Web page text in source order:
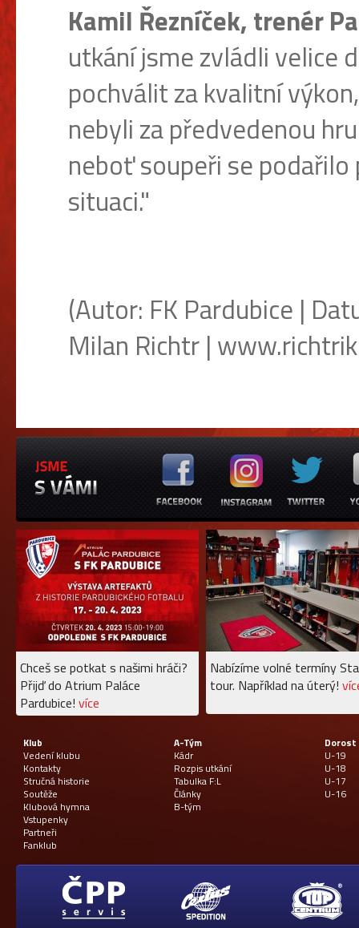
Kamil Řezníček, trenér
utkání jsme zvládli velice
pochválit za kvalitní
nebyli za předvedenou
neboť soupeři se
situaci."
(Autor: FK Pardubice |
Milan Richtr |
Chceš se potkat s našimi hráči?
Přijď do Atrium Paláce
Pardubice! více
Nabízíme volné termíny
tour. Například na úterý!
Klub
Vedení klubu
Kontakty
Stručná historie
Soutěže
Klubová hymna
Vstupenky
Partneři
Fanklub
A-Tým
Kádr
Rozpis utkání
Tabulka F:L
Články
B-tým
Dorost
U-19
U-18
U-17
U-16